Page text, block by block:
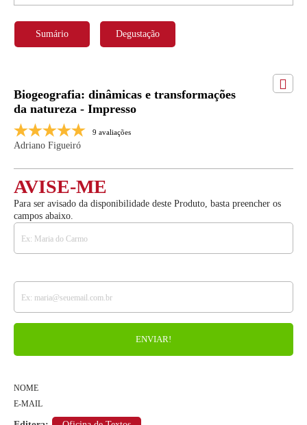
Sumário Degustação
Biogeografia: dinâmicas e transformações
da natureza - Impresso
9 avaliações
Adriano Figueiró
AVISE-ME
Para ser avisado da disponibilidade deste Produto, basta preencher os
campos abaixo.
NOME
E-MAIL